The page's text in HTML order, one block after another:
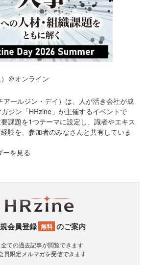
＠オンライン
アールジン・デイ）は、人が活き会社が成
ジン「HRzine」が主催するイベントで
課題を1つテーマに設定し、識者やエキス
験を、参加者のみなさんと共有していま
ーを見る
会員登録 無料 のご案内
全ての過去記事が閲覧できます
員限定メルマガを受信できます